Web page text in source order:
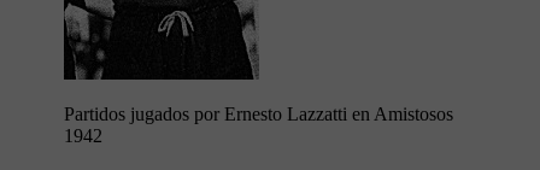
Partidos jugados por Ernesto Lazzatti en Amistosos
1942